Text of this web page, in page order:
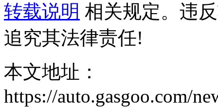
转载说明 相关规定。违
追究其法律责任!
本文地址：
https://auto.gasgoo.com/